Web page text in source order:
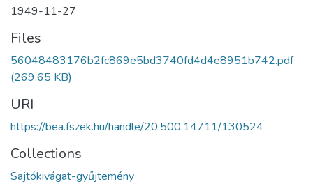
1949-11-27
Files
56048483176b2fc869e5bd3740fd4d4e8951b742.pdf
(269.65 KB)
URI
https://bea.fszek.hu/handle/20.500.14711/130524
Collections
Sajtókivágat-gyűjtemény